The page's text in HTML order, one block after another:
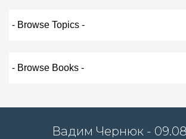
Вадим Чернюк -